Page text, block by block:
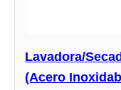
Lavadora/
(Acero